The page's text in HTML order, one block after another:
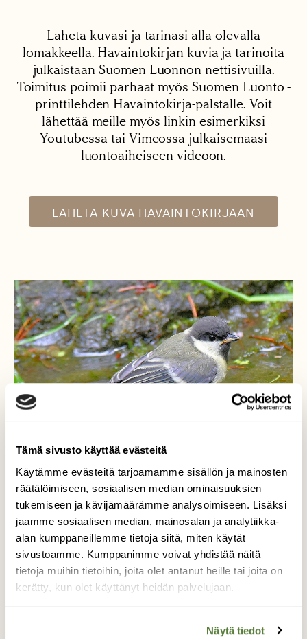
Tämä sivusto käyttää evästeitä
Käytämme evästeitä tarjoamamme sisällön ja mainosten
räätälöimiseen, sosiaalisen median ominaisuuksien
tukemiseen ja kävijämäärämme analysoimiseen. Lisäksi
jaamme sosiaalisen median, mainosalan ja analytiikka-
alan kumppaneillemme tietoja siitä, miten käytät
sivustoamme. Kumppanimme voivat yhdistää näitä
tietoja muihin tietoihin, joita olet antanut heille tai joita on
kerätty, kun olet käyttänyt heidän palvelujaan.
Näytä tiedot
Lähetä kuvasi ja tarinasi alla olevalla
lomakkeella. Havaintokirjan kuvia ja tarinoita
julkaistaan Suomen Luonnon nettisivuilla.
Toimitus poimii parhaat myös Suomen Luonto -
printtilehden Havaintokirja-palstalle. Voit
lähettää meille myös linkin esimerkiksi
Youtubessa tai Vimeossa julkaisemaasi
luontoaiheiseen videoon.
LÄHETÄ KUVA HAVAINTOKIRJAAN
Nuori talitiainen
Yritti kylpeä. Ei sujunut vielä kovin hyvin.